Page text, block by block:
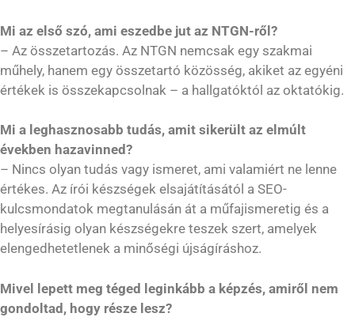
Mi az első szó, ami eszedbe jut az NTGN-ről?
– Az összetartozás. Az NTGN nemcsak egy szakmai
műhely, hanem egy összetartó közösség, akiket az egyéni
értékek is összekapcsolnak – a hallgatóktól az oktatókig.
Mi a leghasznosabb tudás, amit sikerült az elmúlt
években hazavinned?
– Nincs olyan tudás vagy ismeret, ami valamiért ne lenne
értékes. Az írói készségek elsajátításától a SEO-
kulcsmondatok megtanulásán át a műfajismeretig és a
helyesírásig olyan készségekre teszek szert, amelyek
elengedhetetlenek a minőségi újságíráshoz.
Mivel lepett meg téged leginkább a képzés, amiről nem
gondoltad, hogy része lesz?